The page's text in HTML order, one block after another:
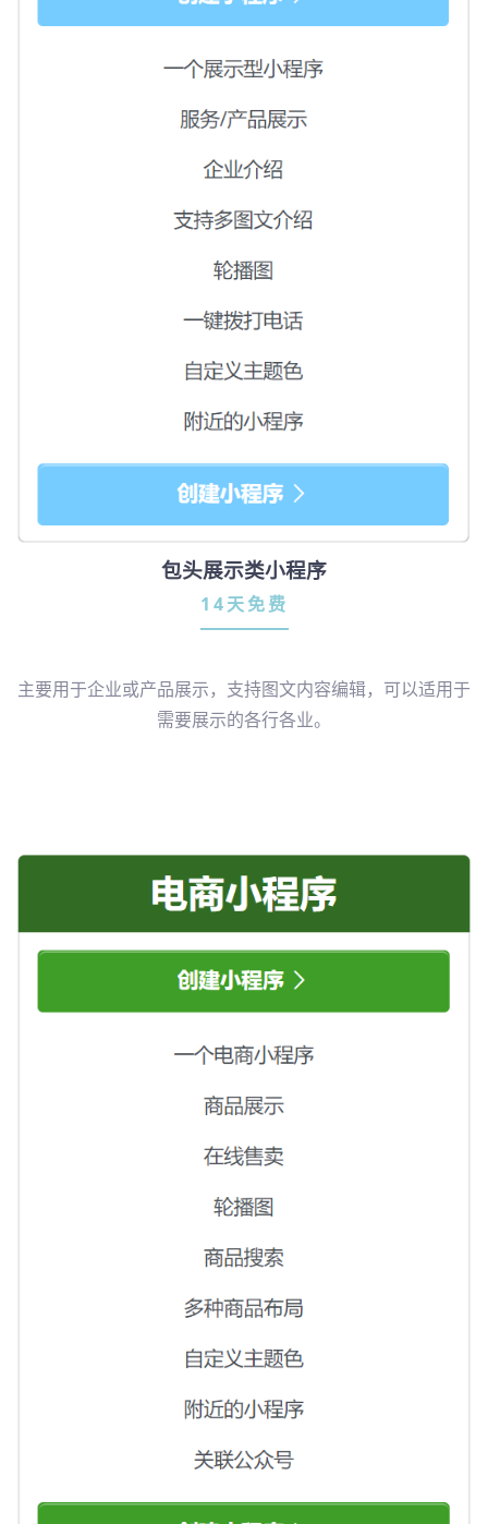
包头展示类小程序
14天免费
主要用于企业或产品展示，支持图文内容编辑，可以适用于
需要展示的各行各业。